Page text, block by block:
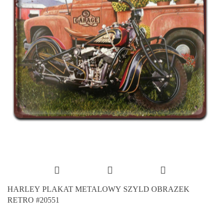
HARLEY PLAKAT METALOWY SZYLD OBRAZEK
RETRO #20551